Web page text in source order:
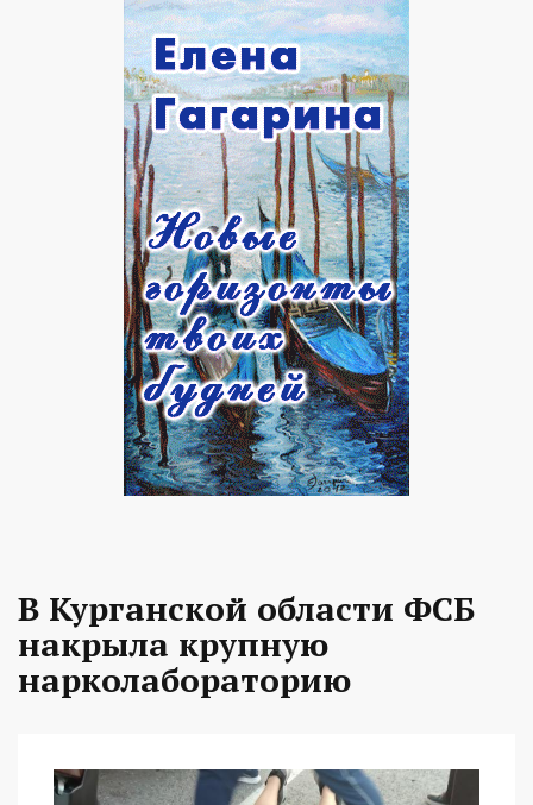
В Курганской области ФСБ
накрыла крупную
нарколабораторию